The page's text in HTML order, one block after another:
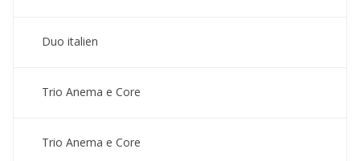
Duo italien
Trio Anema e Core
Trio Anema e Core